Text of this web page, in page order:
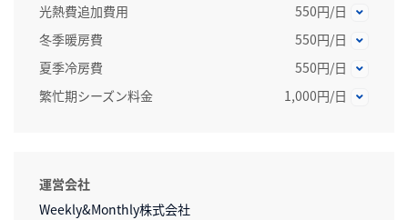
光熱費追加費用
550円/日
冬季暖房費
550円/日
夏季冷房費
550円/日
繁忙期シーズン料金
1,000円/日
運営会社
Weekly&Monthly株式会社